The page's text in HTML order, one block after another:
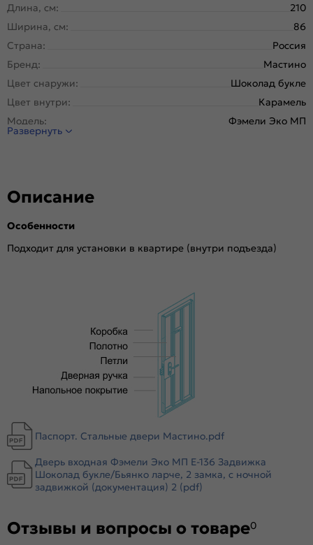
Длина, см:
210
Ширина, см:
86
Страна:
Россия
Бренд:
Мастино
Цвет снаружи:
Шоколад букле
Цвет внутри:
Карамель
Модель:
Фэмели Эко МП
Открывание:
Марка
Новолипецкий металлургический завод, завод
Отделка снаружи:
Отделка внутри:
Карамель, E-100
Толщина стали полотна (снаружи/внутри), мм:
Ширина наличника:
Тип коробки:
Уплотнитель:
2 контура уплотнителей
Цельногнутая конструкция полотна и короба,
Утепление:
Утепление коробки:
Мин вата
Крепление:
Верхний замок:
Border ЗВ 8-6/14
Развернуть
Описание
Особенности
Подходит для установки в квартире (внутри подъезда)
Паспорт. Стальные двери Мастино.pdf
Дверь входная Фэмели Эко МП E-136 Задвижка
Шоколад букле/Бьянко ларче, 2 замка, с ночной
задвижкой (документация) 2 (pdf)
Отзывы и вопросы о товаре0